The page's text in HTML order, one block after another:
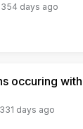
354 days ago
occuring
331 days ago